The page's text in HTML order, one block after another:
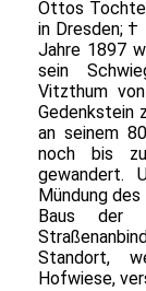
Ottos
in Dresden;
Jahre 1897
sein
Vitzthum
Gedenkstein
an seinem
noch bis
gewandert.
Mündung
Baus der
Standort,
Hofwiese,